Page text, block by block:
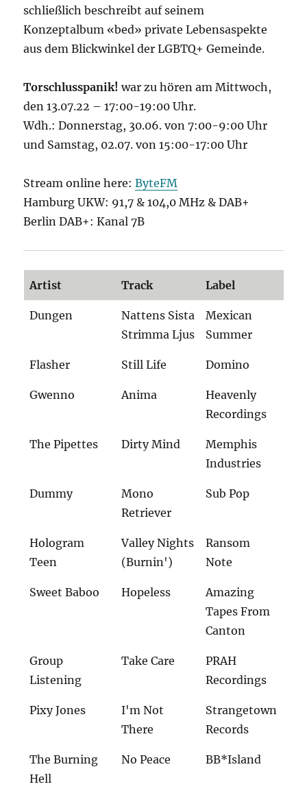
schließlich beschreibt auf seinem
Konzeptalbum «bed» private Lebensaspekte
aus dem Blickwinkel der LGBTQ+ Gemeinde.
Torschlusspanik! war zu hören am Mittwoch,
den 13.07.22 – 17:00-19:00 Uhr.
Wdh.: Donnerstag, 30.06. von 7:00-9:00 Uhr
und Samstag, 02.07. von 15:00-17:00 Uhr
Stream online here:ByteFM
Hamburg UKW: 91,7 & 104,0 MHz & DAB+
Berlin DAB+: Kanal 7B
Artist Track Label
Dungen
Nattens Sista
Strimma Ljus
Mexican
Summer
Flasher Still Life Domino
Gwenno Anima
Heavenly
Recordings
The Pipettes Dirty Mind
Memphis
Industries
Dummy
Mono
Retriever
Sub Pop
Hologram
Teen
Valley Nights
(Burnin')
Ransom
Note
Sweet Baboo Hopeless
Amazing
Tapes From
Canton
Group
Listening
Take Care
PRAH
Recordings
Pixy Jones
I'm Not
There
Strangetown
Records
The Burning
Hell
No Peace BB*Island